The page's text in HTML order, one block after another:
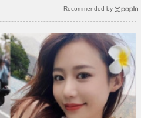
Recommended by